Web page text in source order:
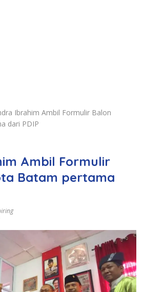
Ibrahim Ambil Formulir Balon
dari PDIP
Ambil Formulir
Batam pertama